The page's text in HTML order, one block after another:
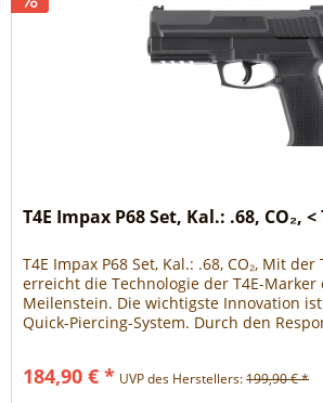
T4E Impax P68 Set, Kal.: .68, CO₂, <
T4E Impax P68 Set, Kal.: .68, CO₂, Mit der
erreicht die Technologie der T4E-Marker
Meilenstein. Die wichtigste Innovation
Quick-Piercing-System. Durch den
Schuss durch den Abzug ansticht. Das...
184,90 € * UVP des Herstellers:199,90 € *